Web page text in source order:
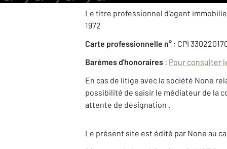
Le titre professionnel d'agent
1972
Carte professionnelle n° : CPI
Barèmes d'honoraires : Pour consulter
En cas de litige avec la société None
possibilité de saisir le médiateur de la
attente de désignation .
Le présent site est édité par None au